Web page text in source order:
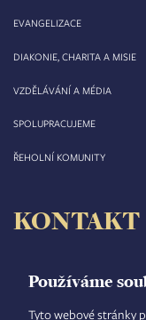
Používáme
Tyto webové stránky
EVANGELIZACE
DIAKONIE, CHARITA A MISIE
VZDĚLÁVÁNÍ A MÉDIA
SPOLUPRACUJEME
ŘEHOLNÍ KOMUNITY
KONTAKT
Velké náměstí 35/44
500 03 Hradec Králové
tel.: +420 495 063 611